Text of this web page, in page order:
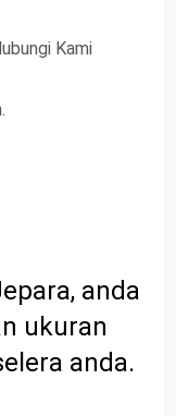
Kami
anda
ukuran
anda.